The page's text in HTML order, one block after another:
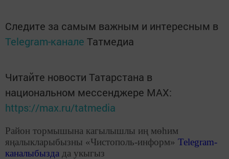
Следите за самым важным и интересным в
Telegram-канале Татмедиа
Читайте новости Татарстана в
национальном мессенджере MАХ:
https://max.ru/tatmedia
Район тормышына кагылышлы иң мөһим
яңалыкларыбызны «Чистополь-информ» Telegram-
каналыбызда да укыгыз